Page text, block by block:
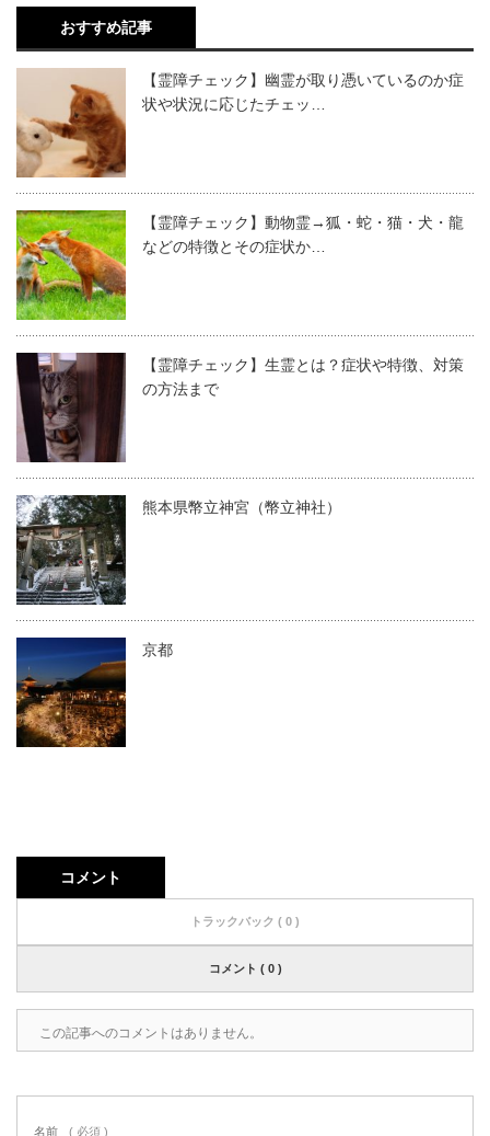
おすすめ記事
【霊障チェック】幽霊が取り憑いているのか症
状や状況に応じたチェッ…
【霊障チェック】動物霊→狐・蛇・猫・犬・龍
などの特徴とその症状か…
【霊障チェック】生霊とは？症状や特徴、対策
の方法まで
熊本県幣立神宮（幣立神社）
京都
コメント
トラックバック ( 0 )
コメント ( 0 )
この記事へのコメントはありません。
名前 ( 必須 )